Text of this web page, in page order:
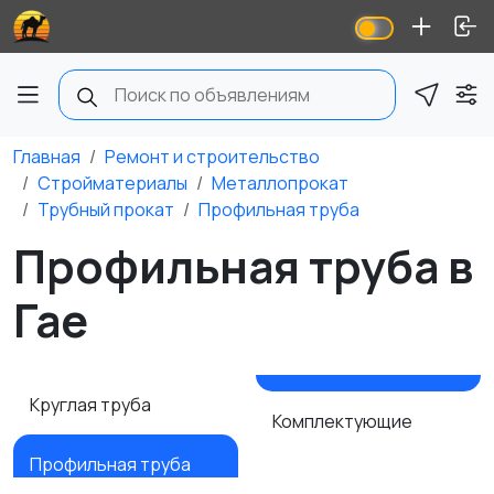
Главная
Ремонт и строительство
Стройматериалы
Металлопрокат
Трубный прокат
Профильная труба
Профильная труба в
Гае
Круглая труба
Профильная труба
Комплектующие